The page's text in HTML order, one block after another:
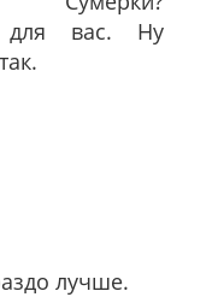
для вас. Ну
лучше.